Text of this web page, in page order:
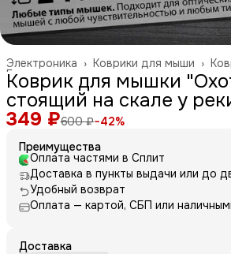
Коврики для мыши ›
Электроника ›
Главная
Коврик для мышки
стоящий на скале у
349 ₽600 ₽−42%
Преимущества
Оплата частями в Сплит
Доставка в пункты выдачи или до
Удобный возврат
Оплата — картой, СБП или
Доставка